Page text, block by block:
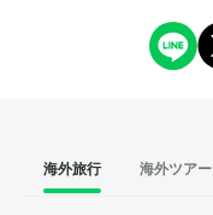
海外旅行 海外ツアー